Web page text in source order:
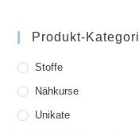
Produkt-
Stoffe
Nähkurse
Unikate